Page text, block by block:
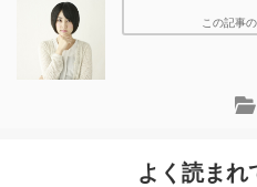
この記事
よく読まれ